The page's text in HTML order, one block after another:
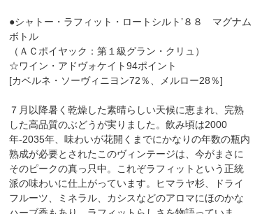
●シャトー・ラフィット・ロートシルト’８８ マグナム
ボトル
（ＡＣポイヤック：第１級グラン・クリュ）
☆ワイン・アドヴォケイト94ポイント
[カベルネ・ソーヴィニヨン72％、メルロー28％]
７月以降暑く乾燥した素晴らしい天候に恵まれ、完熟
した高品質のぶどうが実りました。飲み頃は2000
年-2035年、味わいが花開くまでにかなりの年数の瓶内
熟成が必要とされたこのヴィンテージは、今がまさに
そのピークの真っ只中。これぞラフィットという正統
派の味わいに仕上がっています。ヒマラヤ杉、ドライ
フルーツ、ミネラル、カシスなどのアロマにほのかな